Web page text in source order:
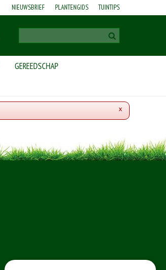
NIEUWSBRIEF PLANTENGIDS TUINTIPS
GEREEDSCHAP
x